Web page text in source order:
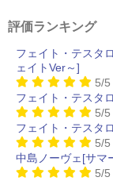
評価ランキング
フェイト・テスタ
ェイトVer～]
5/5
フェイト・テスタ
5/5
フェイト・テスタ
5/5
中島ノーヴェ[サマ
5/5